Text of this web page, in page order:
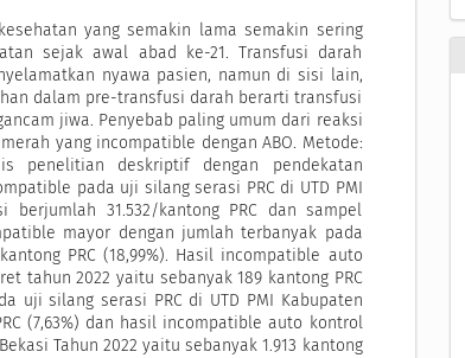
yang semakin lama semakin sering
sejak awal abad ke-21. Transfusi darah
nyawa pasien, namun di sisi lain,
dalam pre-transfusi darah berarti transfusi
jiwa. Penyebab paling umum dari reaksi
yang incompatible dengan ABO. Metode:
penelitian deskriptif dengan pendekatan
pada uji silang serasi PRC di UTD PMI
berjumlah 31.532/kantong PRC dan sampel
mayor dengan jumlah terbanyak pada
PRC (18,99%). Hasil incompatible auto
tahun 2022 yaitu sebanyak 189 kantong PRC
uji silang serasi PRC di UTD PMI Kabupaten
(7,63%) dan hasil incompatible auto kontrol
Tahun 2022 yaitu sebanyak 1.913 kantong